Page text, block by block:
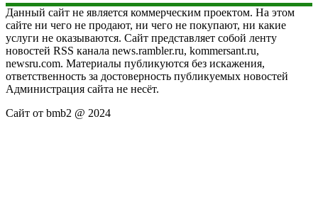
Данный сайт не является коммерческим проектом. На этом
сайте ни чего не продают, ни чего не покупают, ни какие
услуги не оказываются. Сайт представляет собой ленту
новостей RSS канала news.rambler.ru, kommersant.ru,
newsru.com. Материалы публикуются без искажения,
ответственность за достоверность публикуемых новостей
Администрация сайта не несёт.
Сайт от bmb2 @ 2024